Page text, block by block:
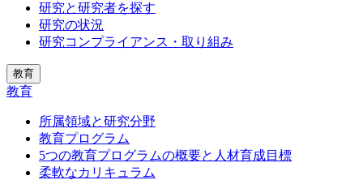
研究と研究者を探す
研究の状況
研究コンプライアンス・取り組み
教育
教育
所属領域と研究分野
教育プログラム
5つの教育プログラムの概要と人材育成目標
柔軟なカリキュラム